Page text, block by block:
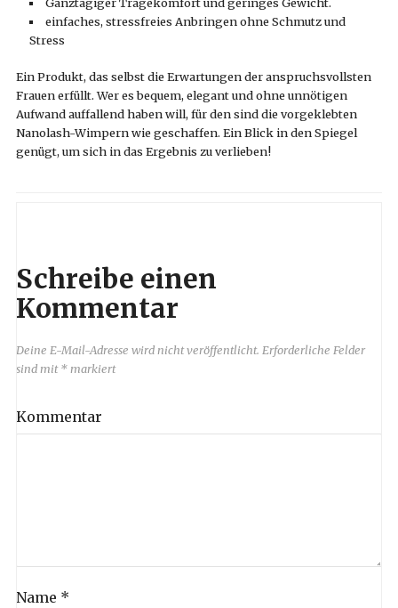
Ganztägiger Tragekomfort und geringes Gewicht.
einfaches, stressfreies Anbringen ohne Schmutz und
Stress
Ein Produkt, das selbst die Erwartungen der anspruchsvollsten
Frauen erfüllt. Wer es bequem, elegant und ohne unnötigen
Aufwand auffallend haben will, für den sind die vorgeklebten
Nanolash-Wimpern wie geschaffen. Ein Blick in den Spiegel
genügt, um sich in das Ergebnis zu verlieben!
Schreibe einen
Kommentar
Deine E-Mail-Adresse wird nicht veröffentlicht. Erforderliche Felder
sind mit*markiert
Kommentar
Name *